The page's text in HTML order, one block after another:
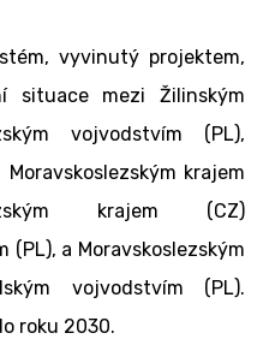
vyvinutý projektem,
situace mezi Žilinským
vojvodstvím (PL),
krajem
krajem (CZ)
(PL), a Moravskoslezským
vojvodstvím (PL).
roku 2030.